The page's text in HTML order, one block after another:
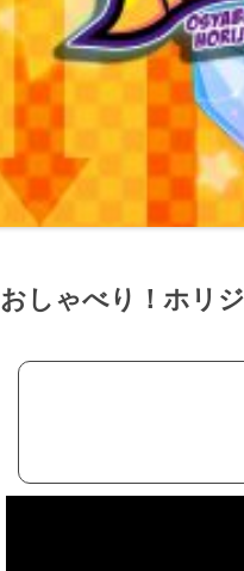
おしゃべり！ホリ